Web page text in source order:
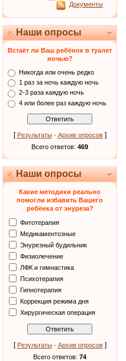
Документы
Наши опросы
Встаёт ли Ваш ребёнок в туалет
ночью?
Никогда или очень редко
1 раз за ночь каждую ночь
2-3 раза каждую ночь
4 или более раз каждую ночь
[ Результаты· Архив опросов]
Всего ответов: 469
Наши опросы
Какие методики реально
помогли избавить Вашего
ребёнка от энуреза?
Фитотерапия
Медикаментозные
Энурезный будильник
Физиолечение
ЛФК и гимнастика
Психотерапия
Гипнотерапия
Коррекция режима дня
Хирургическая операция
[ Результаты· Архив опросов]
Всего ответов: 74